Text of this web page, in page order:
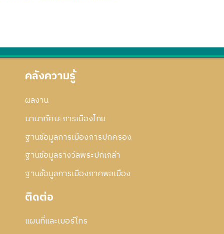
คลังความรู้
ผลงาน
นานาทัศนะการเมืองไทย
ฐานข้อมูลการเมืองการปกครอง
ฐานข้อมูลรางวัลพระปกเกล้า
ฐานข้อมูลการเมืองภาคพลเมือง
ติดต่อ
แผนที่และเบอร์โทร